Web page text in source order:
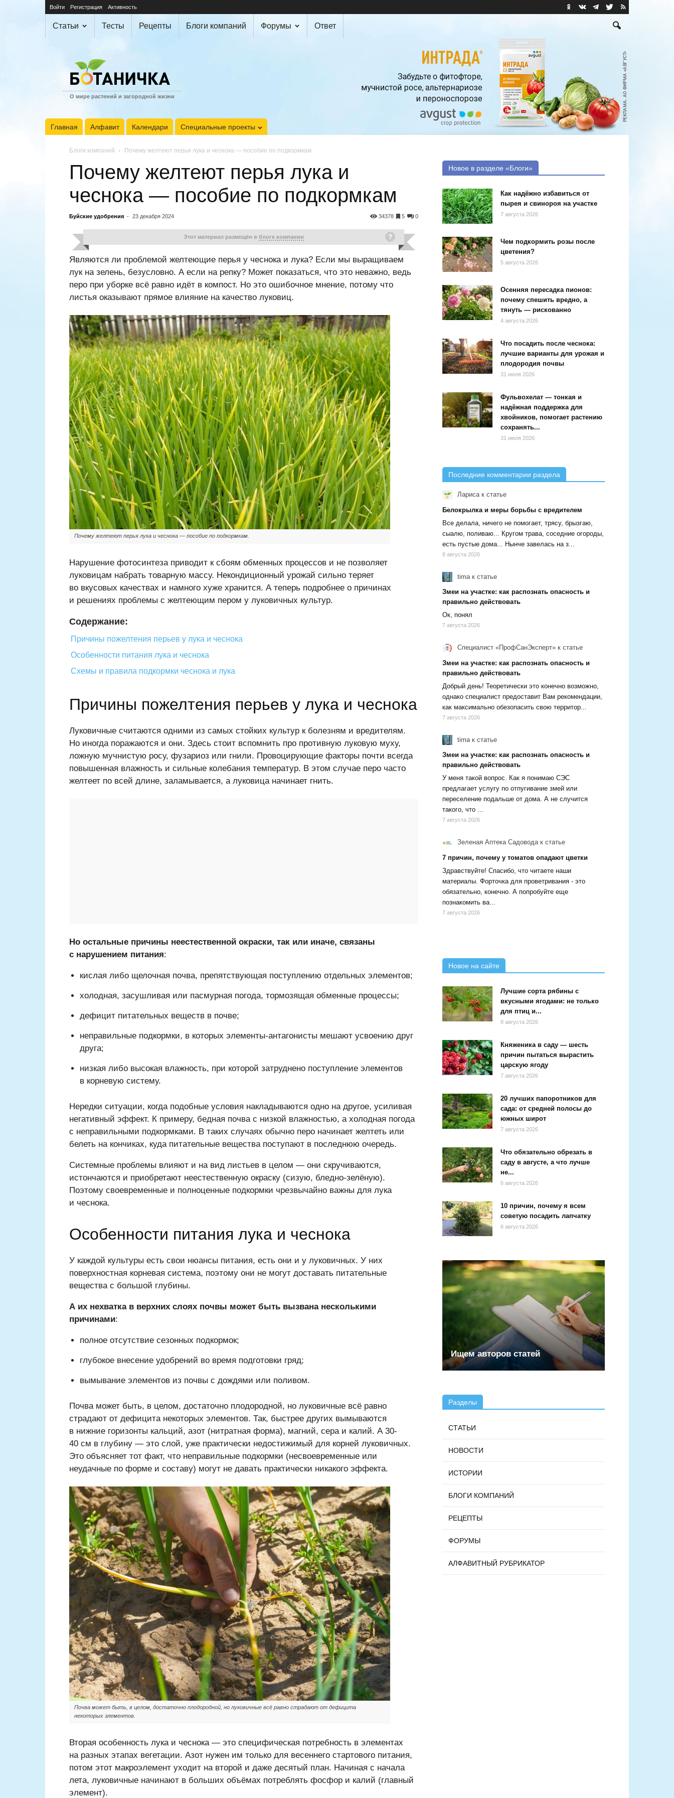
Войти Регистрация Активность
Статьи Тесты Рецепты Блоги компаний Форумы Ответ
О мире растений и загородной жизни
Главная Алфавит Календари Специальные проекты
Блоги компаний Почему желтеют перья лука и чеснока — пособие по подкормкам
Почему желтеют перья лука и
чеснока — пособие по подкормкам
Буйские удобрения - 23 декабря 2024 0
5
34378
Этот материал размещён в блоге компании
Являются ли проблемой желтеющие перья у чеснока и лука? Если мы выращиваем
лук на зелень, безусловно. А если на репку? Может показаться, что это неважно, ведь
перо при уборке всё равно идёт в компост. Но это ошибочное мнение, потому что
листья оказывают прямое влияние на качество луковиц.
Почему желтеют перья лука и чеснока — пособие по подкормкам.
Нарушение фотосинтеза приводит к сбоям обменных процессов и не позволяет
луковицам набрать товарную массу. Некондиционный урожай сильно теряет
во вкусовых качествах и намного хуже хранится. А теперь подробнее о причинах
и решениях проблемы с желтеющим пером у луковичных культур.
Содержание:
Причины пожелтения перьев у лука и чеснока
Особенности питания лука и чеснока
Схемы и правила подкормки чеснока и лука
Причины пожелтения перьев у лука и чеснока
Луковичные считаются одними из самых стойких культур к болезням и вредителям.
Но иногда поражаются и они. Здесь стоит вспомнить про противную луковую муху,
ложную мучнистую росу, фузариоз или гнили. Провоцирующие факторы почти всегда
повышенная влажность и сильные колебания температур. В этом случае перо часто
желтеет по всей длине, заламывается, а луковица начинает гнить.
Но остальные причины неестественной окраски, так или иначе, связаны
с нарушением питания:
кислая либо щелочная почва, препятствующая поступлению отдельных элементов;
холодная, засушливая или пасмурная погода, тормозящая обменные процессы;
дефицит питательных веществ в почве;
неправильные подкормки, в которых элементы-антагонисты мешают усвоению друг
друга;
низкая либо высокая влажность, при которой затруднено поступление элементов
в корневую систему.
Нередки ситуации, когда подобные условия накладываются одно на другое, усиливая
негативный эффект. К примеру, бедная почва с низкой влажностью, а холодная погода
с неправильными подкормками. В таких случаях обычно перо начинает желтеть или
белеть на кончиках, куда питательные вещества поступают в последнюю очередь.
Системные проблемы влияют и на вид листьев в целом — они скручиваются,
истончаются и приобретают неестественную окраску (сизую, бледно-зелёную).
Поэтому своевременные и полноценные подкормки чрезвычайно важны для лука
и чеснока.
Особенности питания лука и чеснока
У каждой культуры есть свои нюансы питания, есть они и у луковичных. У них
поверхностная корневая система, поэтому они не могут доставать питательные
вещества с большой глубины.
А их нехватка в верхних слоях почвы может быть вызвана несколькими
причинами:
полное отсутствие сезонных подкормок;
глубокое внесение удобрений во время подготовки гряд;
вымывание элементов из почвы с дождями или поливом.
Почва может быть, в целом, достаточно плодородной, но луковичные всё равно
страдают от дефицита некоторых элементов. Так, быстрее других вымываются
в нижние горизонты кальций, азот (нитратная форма), магний, сера и калий. А 30-
40 см в глубину — это слой, уже практически недостижимый для корней луковичных.
Это объясняет тот факт, что неправильные подкормки (несвоевременные или
неудачные по форме и составу) могут не давать практически никакого эффекта.
Почва может быть, в целом, достаточно плодородной, но луковичные всё равно страдают от дефицита
некоторых элементов.
Вторая особенность лука и чеснока — это специфическая потребность в элементах
на разных этапах вегетации. Азот нужен им только для весеннего стартового питания,
потом этот макроэлемент уходит на второй и даже десятый план. Начиная с начала
лета, луковичные начинают в больших объёмах потреблять фосфор и калий (главный
элемент).
Новое в разделе «Блоги»
Как надёжно избавиться от
пырея и свинороя на участке
7 августа 2026
Чем подкормить розы после
цветения?
5 августа 2026
Осенняя пересадка пионов:
почему спешить вредно, а
тянуть — рискованно
4 августа 2026
Что посадить после чеснока:
лучшие варианты для урожая и
плодородия почвы
31 июля 2026
Фульвохелат — тонкая и
надёжная поддержка для
хвойников, помогает растению
сохранять...
31 июля 2026
Последние комментарии раздела
Ларисак статье
Белокрылка и меры борьбы с вредителем
Все делала, ничего не помогает, трясу, брызгаю,
сыалю, поливаю... Кругом трава, соседние огороды,
есть пустые дома... Нынче завелась на з...
8 августа 2026
tima к статье
Змеи на участке: как распознать опасность и
правильно действовать
Ок, понял
7 августа 2026
Специалист «ПрофСанЭксперт» к статье
Змеи на участке: как распознать опасность и
правильно действовать
Добрый день! Теоретически это конечно возможно,
однако специалист предоставит Вам рекомендации,
как максимально обезопасить свою территор...
7 августа 2026
tima к статье
Змеи на участке: как распознать опасность и
правильно действовать
У меня такой вопрос. Как я понимаю СЭС
предлагает услугу по отпугивание змей или
переселение подальше от дома. А не случится
такого, что ...
7 августа 2026
Зеленая Аптека Садоводак статье
7 причин, почему у томатов опадают цветки
Здравствуйте! Спасибо, что читаете наши
материалы. Форточка для проветривания - это
обязательно, конечно. А попробуйте еще
познакомить ва...
7 августа 2026
Новое на сайте
Лучшие сорта рябины с
вкусными ягодами: не только
для птиц и...
8 августа 2026
Княженика в саду — шесть
причин пытаться вырастить
царскую ягоду
7 августа 2026
20 лучших папоротников для
сада: от средней полосы до
южных широт
7 августа 2026
Что обязательно обрезать в
саду в августе, а что лучше
не...
6 августа 2026
10 причин, почему я всем
советую посадить лапчатку
6 августа 2026
Ищем авторов статей
Разделы
СТАТЬИ
НОВОСТИ
ИСТОРИИ
БЛОГИ КОМПАНИЙ
РЕЦЕПТЫ
ФОРУМЫ
АЛФАВИТНЫЙ РУБРИКАТОР